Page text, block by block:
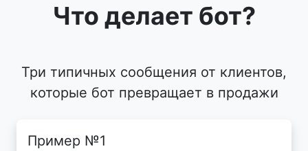
Что делает бот?
Три типичных сообщения от клиентов,
которые бот превращает в продажи
Пример №1